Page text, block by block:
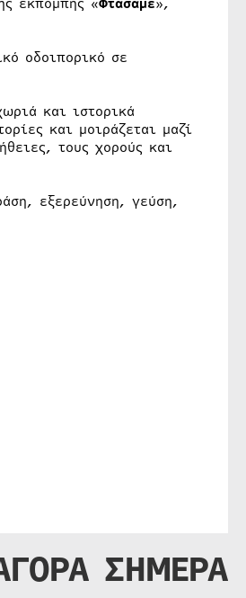
οδοιπορικό σε
και ιστορικά
και μοιράζεται μαζί
τους χορούς και
εξερεύνηση, γεύση,
ΣΗΜΕΡΑ